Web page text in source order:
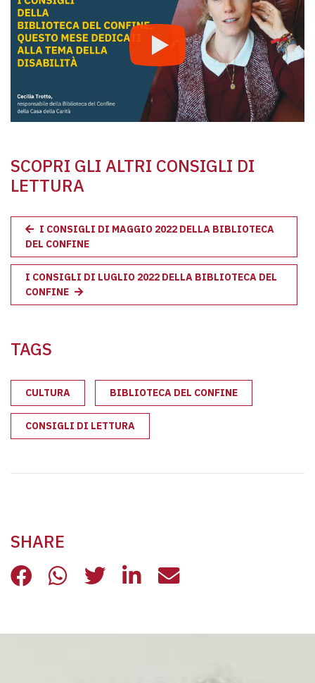
SCOPRI GLI ALTRI CONSIGLI DI
LETTURA
I CONSIGLI DI MAGGIO 2022 DELLA BIBLIOTECA
DEL CONFINE
I CONSIGLI DI LUGLIO 2022 DELLA BIBLIOTECA DEL
CONFINE
TAGS
CULTURA BIBLIOTECA DEL CONFINE
CONSIGLI DI LETTURA
SHARE
BIBLIOTECA DEL CONFINE: I
BIBLIOTECA DEL CONFINE: I
BIBLIOTECA DEL
BIBLIOTECA DEL
BIBLIOTECA